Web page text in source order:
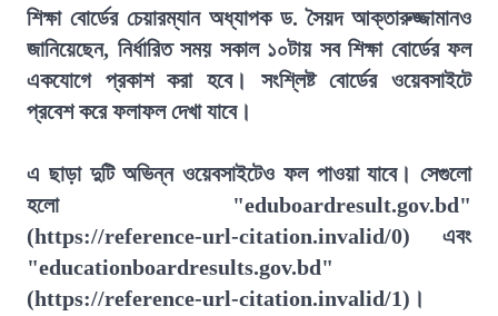
শিক্ষা বোর্ডের চেয়ারম্যান অধ্যাপক ড. সৈয়দ আক্তারুজ্জামানও
জানিয়েছেন, নির্ধারিত সময় সকাল ১০টায় সব শিক্ষা বোর্ডের ফল
একযোগে প্রকাশ করা হবে। সংশ্লিষ্ট বোর্ডের ওয়েবসাইটে
প্রবেশ করে ফলাফল দেখা যাবে।
এ ছাড়া দুটি অভিন্ন ওয়েবসাইটেও ফল পাওয়া যাবে। সেগুলো
হলো "eduboardresult.gov.bd"
(https://reference-url-citation.invalid/0) এবং
"educationboardresults.gov.bd"
(https://reference-url-citation.invalid/1)।